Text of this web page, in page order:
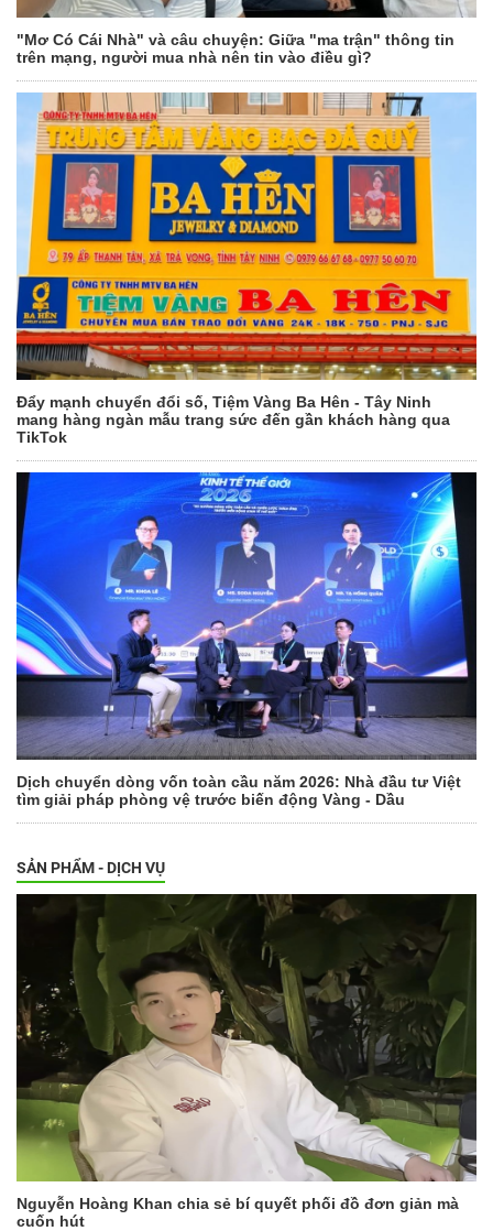
"Mơ Có Cái Nhà" và câu chuyện: Giữa "ma trận" thông tin
trên mạng, người mua nhà nên tin vào điều gì?
Đẩy mạnh chuyển đổi số, Tiệm Vàng Ba Hên - Tây Ninh
mang hàng ngàn mẫu trang sức đến gần khách hàng qua
TikTok
Dịch chuyển dòng vốn toàn cầu năm 2026: Nhà đầu tư Việt
tìm giải pháp phòng vệ trước biến động Vàng - Dầu
SẢN PHẨM - DỊCH VỤ
Nguyễn Hoàng Khan chia sẻ bí quyết phối đồ đơn giản mà
cuốn hút